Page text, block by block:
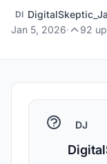
DI
Jan 5, 2026· 92
DJ